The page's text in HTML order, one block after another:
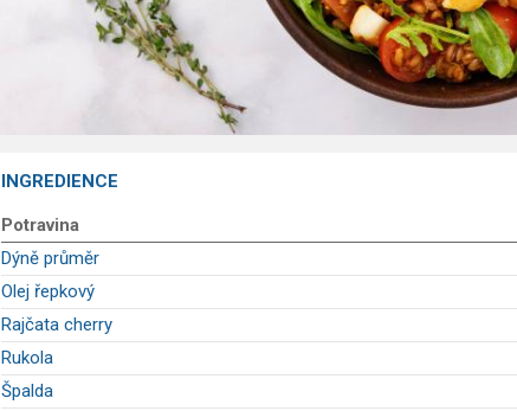
INGREDIENCE
Potravina
Dýně průměr
Olej řepkový
Rajčata cherry
Rukola
Špalda